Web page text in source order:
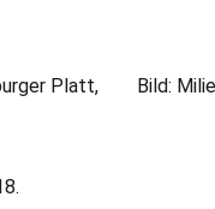
Bild:
Platt,